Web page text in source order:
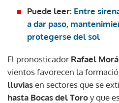
Puede leer: Entre
a dar paso,
protegerse del sol
El pronosticador Rafael
vientos favorecen la
lluviasen sectores que se
hasta Bocas del Toroy que